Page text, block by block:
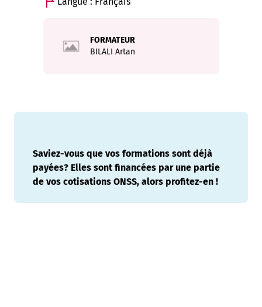
FORMATEUR
BILALI Artan
Saviez-vous que vos formations sont déjà
payées? Elles sont financées par une partie
de vos cotisations ONSS, alors profitez-en !